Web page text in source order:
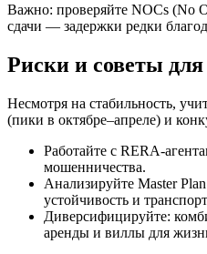
Важно: проверяйте NOCs (No
сдачи — задержки редки
Риски и советы для
Несмотря на стабильность,
(пики в октябре–апреле) и
Работайте с RERA-
мошенничества.
Анализируйте Master
устойчивость и
Диверсифицируйте:
аренды и виллы для